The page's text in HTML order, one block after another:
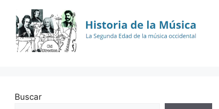
Buscar